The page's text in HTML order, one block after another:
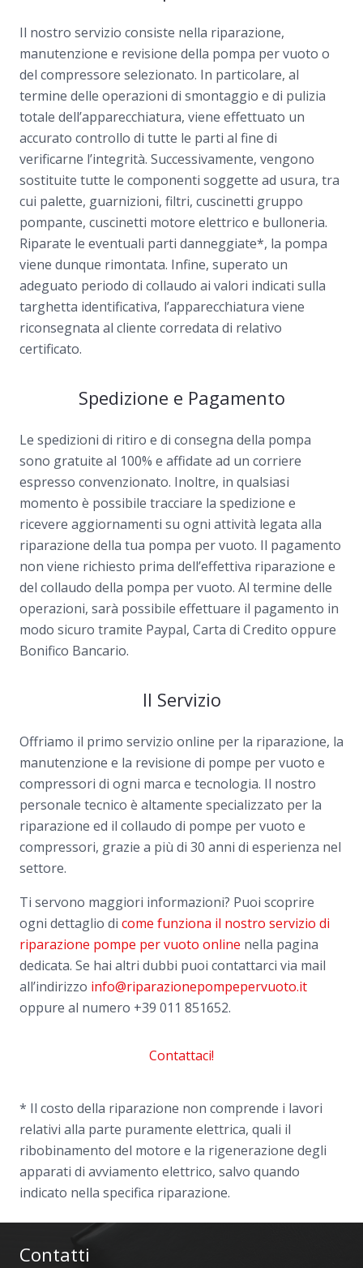
Il nostro servizio consiste nella riparazione,
manutenzione e revisione della pompa per vuoto o
del compressore selezionato. In particolare, al
termine delle operazioni di smontaggio e di pulizia
totale dell’apparecchiatura, viene effettuato un
accurato controllo di tutte le parti al fine di
verificarne l’integrità. Successivamente, vengono
sostituite tutte le componenti soggette ad usura, tra
cui palette, guarnizioni, filtri, cuscinetti gruppo
pompante, cuscinetti motore elettrico e bulloneria.
Riparate le eventuali parti danneggiate*, la pompa
viene dunque rimontata. Infine, superato un
adeguato periodo di collaudo ai valori indicati sulla
targhetta identificativa, l’apparecchiatura viene
riconsegnata al cliente corredata di relativo
certificato.
Spedizione e Pagamento
Le spedizioni di ritiro e di consegna della pompa
sono gratuite al 100% e affidate ad un corriere
espresso convenzionato. Inoltre, in qualsiasi
momento è possibile tracciare la spedizione e
ricevere aggiornamenti su ogni attività legata alla
riparazione della tua pompa per vuoto. Il pagamento
non viene richiesto prima dell’effettiva riparazione e
del collaudo della pompa per vuoto. Al termine delle
operazioni, sarà possibile effettuare il pagamento in
modo sicuro tramite Paypal, Carta di Credito oppure
Bonifico Bancario.
Il Servizio
Offriamo il primo servizio online per la riparazione, la
manutenzione e la revisione di pompe per vuoto e
compressori di ogni marca e tecnologia. Il nostro
personale tecnico è altamente specializzato per la
riparazione ed il collaudo di pompe per vuoto e
compressori, grazie a più di 30 anni di esperienza nel
settore.
Ti servono maggiori informazioni? Puoi scoprire
ogni dettaglio di come funziona il nostro servizio di
riparazione pompe per vuoto online nella pagina
dedicata. Se hai altri dubbi puoi contattarci via mail
all’indirizzo info@riparazionepompepervuoto.it
oppure al numero +39 011 851652.
Contattaci!
* Il costo della riparazione non comprende i lavori
relativi alla parte puramente elettrica, quali il
ribobinamento del motore e la rigenerazione degli
apparati di avviamento elettrico, salvo quando
indicato nella specifica riparazione.
Contatti